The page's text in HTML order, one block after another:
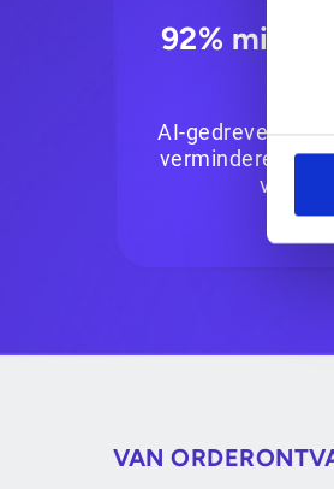
92%
AI-gedreven
verminderen
via alle
VAN